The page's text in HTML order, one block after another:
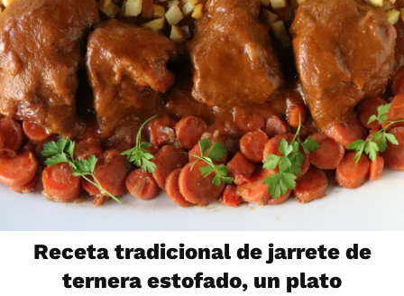
Receta tradicional de jarrete de
ternera estofado, un plato